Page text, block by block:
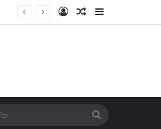
Log InRandom Article
Sidebar